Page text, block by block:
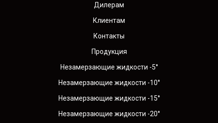
Дилерам
Клиентам
Контакты
Продукция
Незамерзающие жидкости -5°
Незамерзающие жидкости -10°
Незамерзающие жидкости -15°
Незамерзающие жидкости -20°